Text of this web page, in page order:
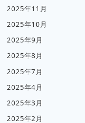
2025年11月
2025年10月
2025年9月
2025年8月
2025年7月
2025年4月
2025年3月
2025年2月